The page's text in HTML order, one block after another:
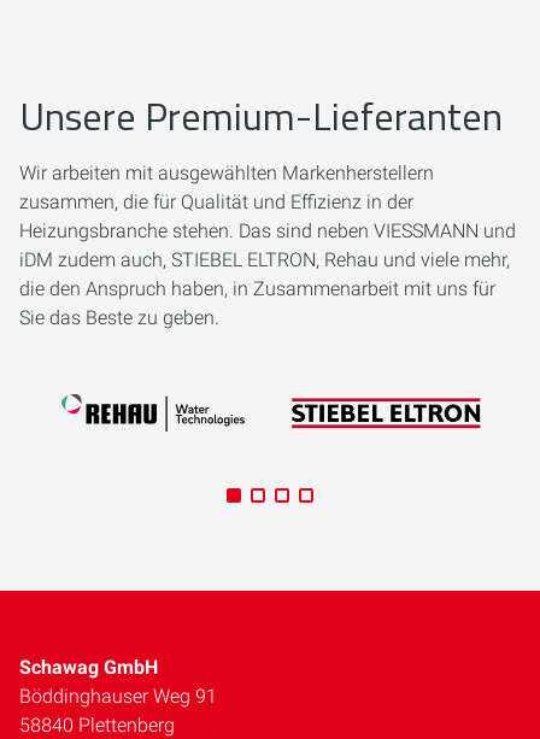
Unsere Premium-Lieferanten
Wir arbeiten mit ausgewählten Markenherstellern
zusammen, die für Qualität und Effizienz in der
Heizungsbranche stehen. Das sind neben VIESSMANN und
iDM zudem auch, STIEBEL ELTRON, Rehau und viele mehr,
die den Anspruch haben, in Zusammenarbeit mit uns für
Sie das Beste zu geben.
Schawag GmbH
Böddinghauser Weg 91
58840 Plettenberg